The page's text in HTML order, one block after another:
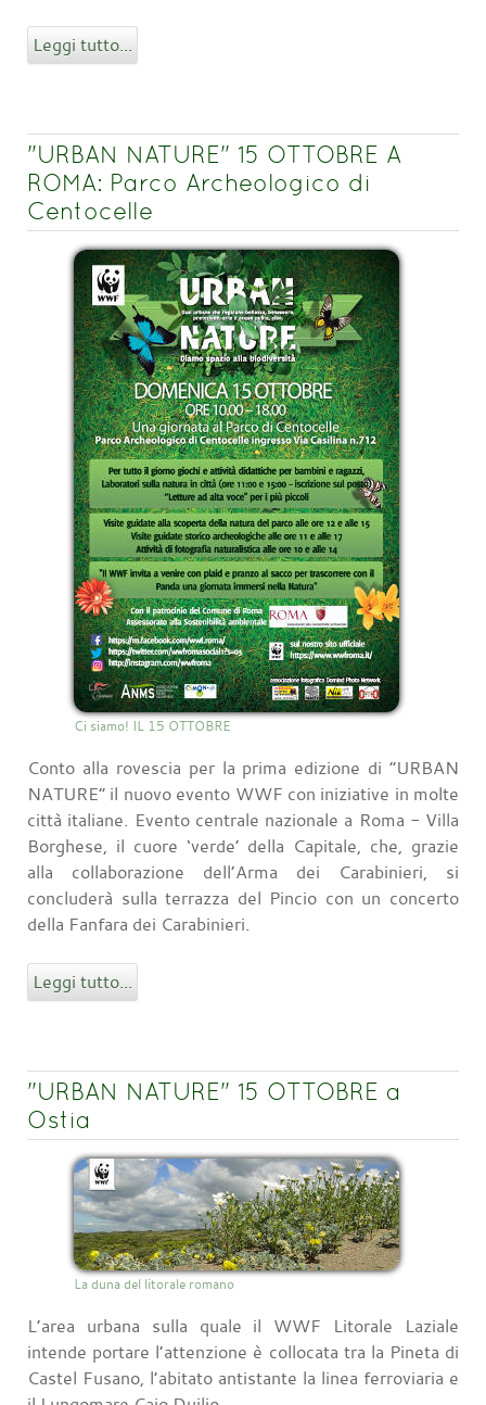
Leggi tutto...
"URBAN NATURE" 15 OTTOBRE A
ROMA: Parco Archeologico di
Centocelle
Ci siamo! IL 15 OTTOBRE
Conto alla rovescia per la prima edizione di “URBAN
NATURE” il nuovo evento WWF con iniziative in molte
città italiane. Evento centrale nazionale a Roma - Villa
Borghese, il cuore ‘verde’ della Capitale, che, grazie
alla collaborazione dell’Arma dei Carabinieri, si
concluderà sulla terrazza del Pincio con un concerto
della Fanfara dei Carabinieri.
Leggi tutto...
"URBAN NATURE" 15 OTTOBRE a
Ostia
La duna del litorale romano
L’area urbana sulla quale il WWF Litorale Laziale
intende portare l’attenzione è collocata tra la Pineta di
Castel Fusano, l’abitato antistante la linea ferroviaria e